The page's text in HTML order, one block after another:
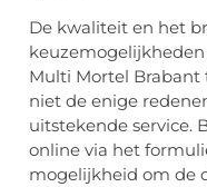
De kwaliteit en het
Multi Mortel Brabant
niet de enige
uitstekende service.
online via het
mogelijkheid om de